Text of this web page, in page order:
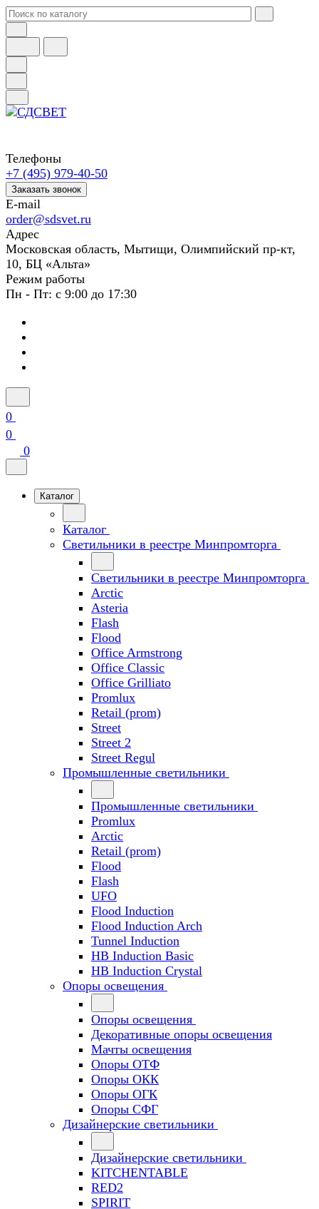
Телефоны
+7 (495) 979-40-50
Заказать звонок
E-mail
order@sdsvet.ru
Адрес
Московская область, Мытищи, Олимпийский пр-кт,
10, БЦ «Альта»
Режим работы
Пн - Пт: с 9:00 до 17:30
0
0
0
Каталог
Каталог
Светильники в реестре Минпромторга
Светильники в реестре Минпромторга
Arctic
Asteria
Flash
Flood
Office Armstrong
Office Classic
Office Grilliato
Promlux
Retail (prom)
Street
Street 2
Street Regul
Промышленные светильники
Промышленные светильники
Promlux
Arctic
Retail (prom)
Flood
Flash
UFO
Flood Induction
Flood Induction Arch
Tunnel Induction
HB Induction Basic
HB Induction Crystal
Опоры освещения
Опоры освещения
Декоративные опоры освещения
Мачты освещения
Опоры ОТФ
Опоры ОКК
Опоры ОГК
Опоры СФГ
Дизайнерские светильники
Дизайнерские светильники
KITCHENTABLE
RED2
SPIRIT